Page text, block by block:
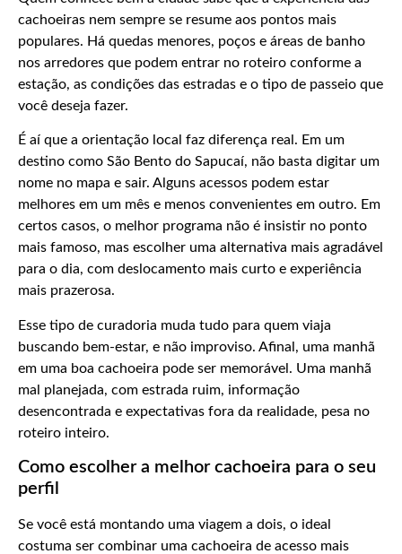
cachoeiras nem sempre se resume aos pontos mais
populares. Há quedas menores, poços e áreas de banho
nos arredores que podem entrar no roteiro conforme a
estação, as condições das estradas e o tipo de passeio que
você deseja fazer.
É aí que a orientação local faz diferença real. Em um
destino como São Bento do Sapucaí, não basta digitar um
nome no mapa e sair. Alguns acessos podem estar
melhores em um mês e menos convenientes em outro. Em
certos casos, o melhor programa não é insistir no ponto
mais famoso, mas escolher uma alternativa mais agradável
para o dia, com deslocamento mais curto e experiência
mais prazerosa.
Esse tipo de curadoria muda tudo para quem viaja
buscando bem-estar, e não improviso. Afinal, uma manhã
em uma boa cachoeira pode ser memorável. Uma manhã
mal planejada, com estrada ruim, informação
desencontrada e expectativas fora da realidade, pesa no
roteiro inteiro.
Como escolher a melhor cachoeira para o seu
perfil
Se você está montando uma viagem a dois, o ideal
costuma ser combinar uma cachoeira de acesso mais